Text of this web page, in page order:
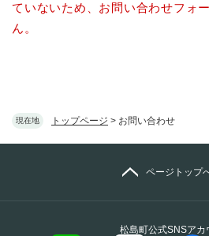
現在地 トップページ > お問い合わせ
ていないため、お問い合わせフォ
ん。
松島町公式SNSアカ
ページトップ